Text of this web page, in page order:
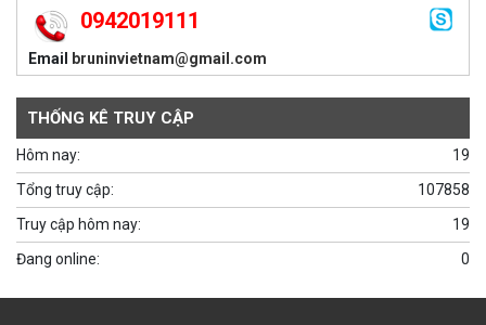
0942019111
Email bruninvietnam@gmail.com
THỐNG KÊ TRUY CẬP
19
Hôm nay:
107858
Tổng truy cập:
19
Truy cập hôm nay:
0
Đang online: